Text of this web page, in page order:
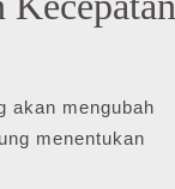
akan mengubah
menentukan